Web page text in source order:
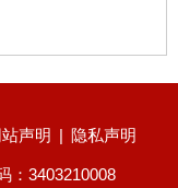
声明 | 隐私声明
：3403210008